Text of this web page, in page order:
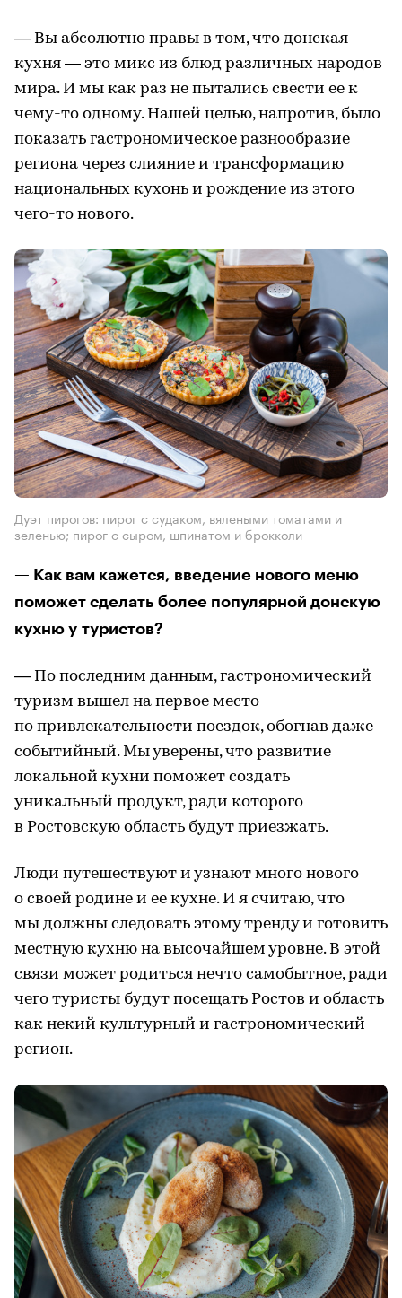
— Вы абсолютно правы в том, что донская
кухня — это микс из блюд различных народов
мира. И мы как раз не пытались свести ее к
чему-то одному. Нашей целью, напротив, было
показать гастрономическое разнообразие
региона через слияние и трансформацию
национальных кухонь и рождение из этого
чего-то нового.
Дуэт пирогов: пирог с судаком, вялеными томатами и
зеленью; пирог с сыром, шпинатом и брокколи
— Как вам кажется, введение нового меню
поможет сделать более популярной донскую
кухню у туристов?
— По последним данным, гастрономический
туризм вышел на первое место
по привлекательности поездок, обогнав даже
событийный. Мы уверены, что развитие
локальной кухни поможет создать
уникальный продукт, ради которого
в Ростовскую область будут приезжать.
Люди путешествуют и узнают много нового
о своей родине и ее кухне. И я считаю, что
мы должны следовать этому тренду и готовить
местную кухню на высочайшем уровне. В этой
связи может родиться нечто самобытное, ради
чего туристы будут посещать Ростов и область
как некий культурный и гастрономический
регион.